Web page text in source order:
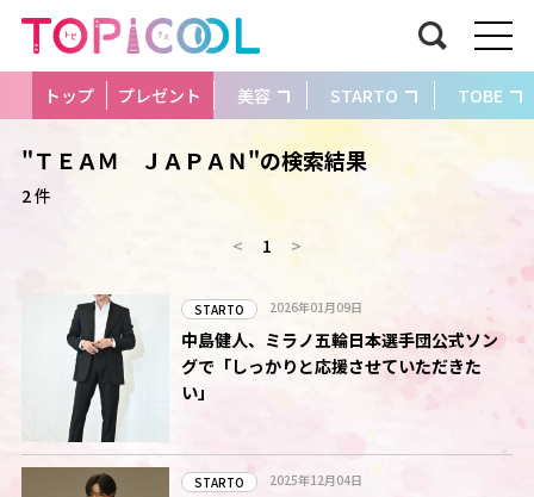
トップ プレゼント 美容 STARTO TOBE
"ＴＥＡＭ ＪＡＰＡＮ"の検索結果
2 件
< 1 >
STARTO 2026年01月09日
中島健人、ミラノ五輪日本選手団公式ソン
グで「しっかりと応援させていただきた
い」
STARTO 2025年12月04日